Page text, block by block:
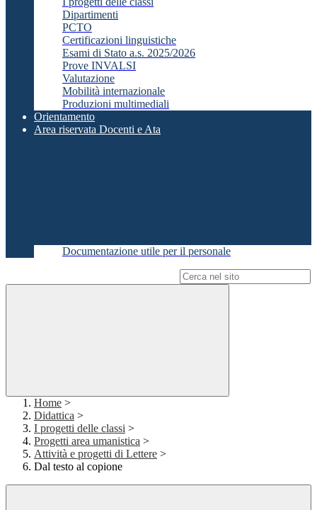
Dipartimenti
PCTO
Certificazioni linguistiche
Esami di Stato a.s. 2025/2026
Prove INVALSI
Valutazione
Mobilità internazionale
Produzioni multimediali
Orientamento
Area riservata Docenti e Ata
Documentazione utile per il personale
Home >
Didattica >
I progetti delle classi >
Progetti area umanistica >
Attività e progetti di Lettere >
Dal testo al copione